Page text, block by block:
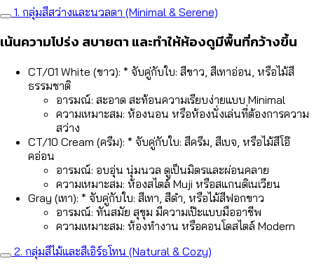
1. กลุ่มสีสว่างและนวลตา (Minimal & Serene)
เน้นความโปร่ง สบายตา และทำให้ห้องดูมีพื้นที่กว้างขึ้น
CT/01 White (ขาว): * จับคู่กับใบ: สีขาว, สีเทาอ่อน, หรือไม้สี
ธรรมชาติ
อารมณ์: สะอาด สะท้อนความเรียบง่ายแบบ Minimal
ความเหมาะสม: ห้องนอน หรือห้องนั่งเล่นที่ต้องการความ
สว่าง
CT/10 Cream (ครีม): * จับคู่กับใบ: สีครีม, สีเบจ, หรือไม้สีโอ๊
คอ่อน
อารมณ์: อบอุ่น นุ่มนวล ดูเป็นมิตรและผ่อนคลาย
ความเหมาะสม: ห้องสไตล์ Muji หรือสแกนดิเนเวียน
Gray (เทา): * จับคู่กับใบ: สีเทา, สีดำ, หรือไม้สีฟอกขาว
อารมณ์: ทันสมัย สุขุม มีความเป๊ะแบบมืออาชีพ
ความเหมาะสม: ห้องทำงาน หรือคอนโดสไตล์ Modern
2. กลุ่มสีไม้และสีเอิร์ธโทน (Natural & Cozy)